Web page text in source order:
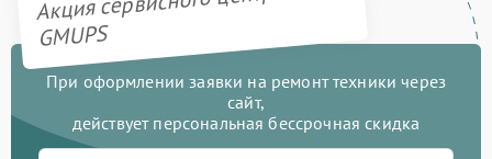
GMUPS
При оформлении заявки на ремонт техники через
сайт,
действует персональная бессрочная скидка